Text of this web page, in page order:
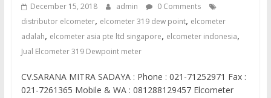
December 15, 2018 admin
0 Comments
distributor elcometer, elcometer 319 dew point, elcometer
adalah, elcometer asia pte ltd singapore, elcometer indonesia,
Jual Elcometer 319 Dewpoint meter
CV.SARANA MITRA SADAYA : Phone : 021-71252971 Fax :
021-7261365 Mobile & WA : 081288129457 Elcometer